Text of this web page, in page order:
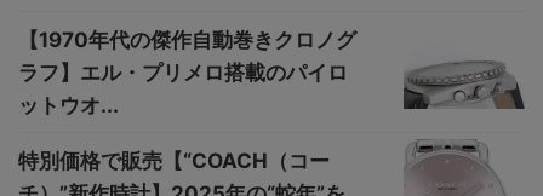
【1970年代の傑作自動巻きクロノグ
ラフ】エル・プリメロ搭載のパイロ
ットウオ...
特別価格で販売【“COACH（コー